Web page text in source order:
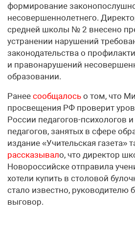
формирование
несовершеннолетнего.
средней школы № 2 внесено
устранении нарушений
законодательства о
и правонарушений
образовании.
Ранее сообщалось о том, что
просвещения РФ проверит
России педагогов-психологов
педагогов, занятых в сфере
издание «Учительская газета»
рассказывало, что директор
Новороссийске отправила
хотели купить в столовой
стало известно, руководителю
выговор.